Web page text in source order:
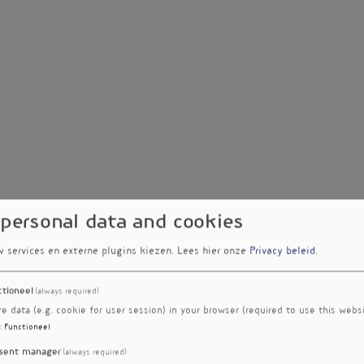
data and cookies
services en externe plugins kiezen. Lees hier onze Privacy beleid.
(always required)
data (e.g. cookie for user session) in your browser (required to use this
: Functioneel
manager (always required)